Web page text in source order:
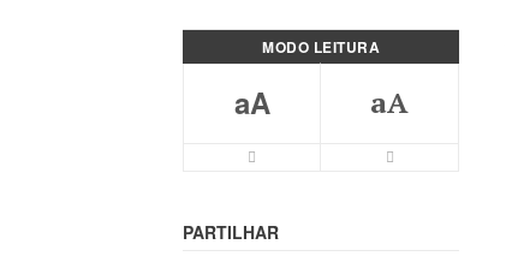
MODO LEITURA
aA aA
PARTILHAR